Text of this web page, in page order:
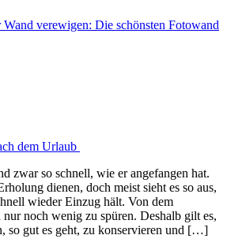
verewigen: Die schönsten Fotowand
dem Urlaub
zwar so schnell, wie er angefangen hat.
dienen, doch meist sieht es so aus,
wieder Einzug hält. Von dem
noch wenig zu spüren. Deshalb gilt es,
so gut es geht, zu konservieren und […]